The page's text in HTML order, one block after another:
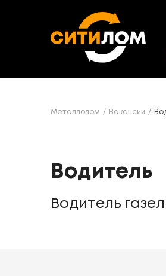
Металлолом Вакансии
Водитель
Водитель